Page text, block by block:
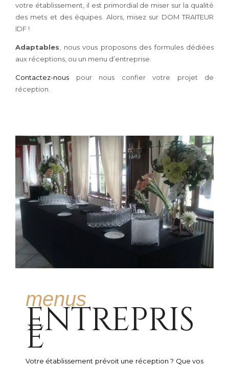
votre établissement, il est primordial de miser sur la qualité
des mets et des équipes. Alors, misez sur DOM TRAITEUR
IDF !
Adaptables , nous vous proposons des formules dédiées
aux réceptions, ou un menu d’entreprise.
Contactez-nous pour nous confier votre projet de
réception.
menus
ENTREPRIS
E
Votre établissement prévoit une réception ? Que vos